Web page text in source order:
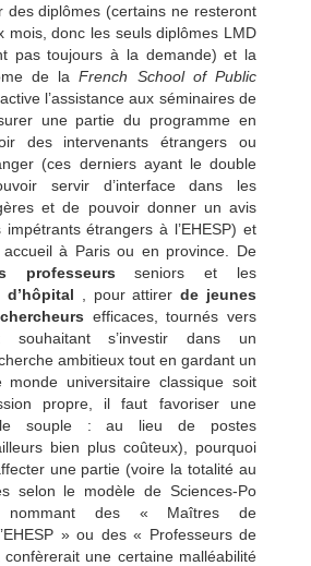
diplômes (certains ne resteront
mois, donc les seuls diplômes LMD
pas toujours à la demande) et la
de laFrench School of Public
l’assistance aux séminaires de
une partie du programme en
des intervenants étrangers ou
(ces derniers ayant le double
servir d’interface dans les
et de pouvoir donner un avis
étrangers à l’EHESP) et
à Paris ou en province. De
professeursseniors et les
d’hôpital , pour attirerde jeunes
efficaces, tournés vers
souhaitant s’investir dans un
ambitieux tout en gardant un
universitaire classique soit
propre, il faut favoriser une
souple : au lieu de postes
bien plus coûteux), pourquoi
une partie (voire la totalité au
selon le modèle de Sciences-Po
nommant des « Maîtres de
» ou des « Professeurs de
confèrerait une certaine malléabilité